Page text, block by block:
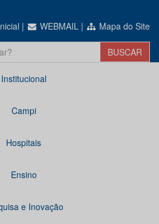
| WEBMAIL | Mapa do Site
Institucional
Campi
Hospitais
Ensino
e Inovação